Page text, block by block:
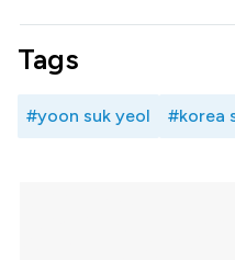
Tags
#yoon suk yeol #korea